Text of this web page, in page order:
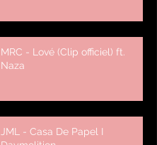
MRC - Lové (Clip officiel) ft.
Naza
JML - Casa De Papel I